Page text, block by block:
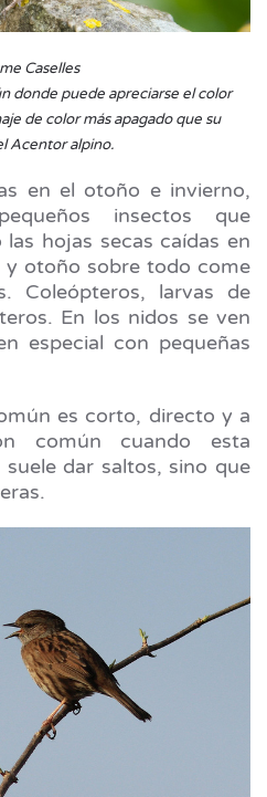
Caselles
donde puede apreciarse el color
de color más apagado que su
Acentor alpino.
en el otoño e invierno,
insectos que
hojas secas caídas en
y otoño sobre todo come
Coleópteros, larvas de
En los nidos se ven
especial con pequeñas
es corto, directo y a
común cuando esta
dar saltos, sino que